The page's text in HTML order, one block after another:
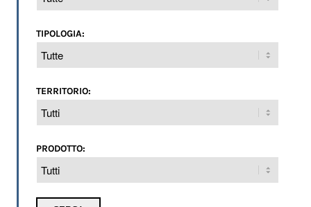
TIPOLOGIA:
TERRITORIO:
PRODOTTO: